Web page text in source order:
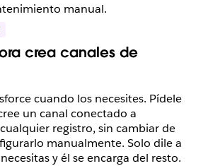
manual.
crea canales de
cuando los necesites. Pídele
un canal conectado a
registro, sin cambiar de
manualmente. Solo dile a
y él se encarga del resto.